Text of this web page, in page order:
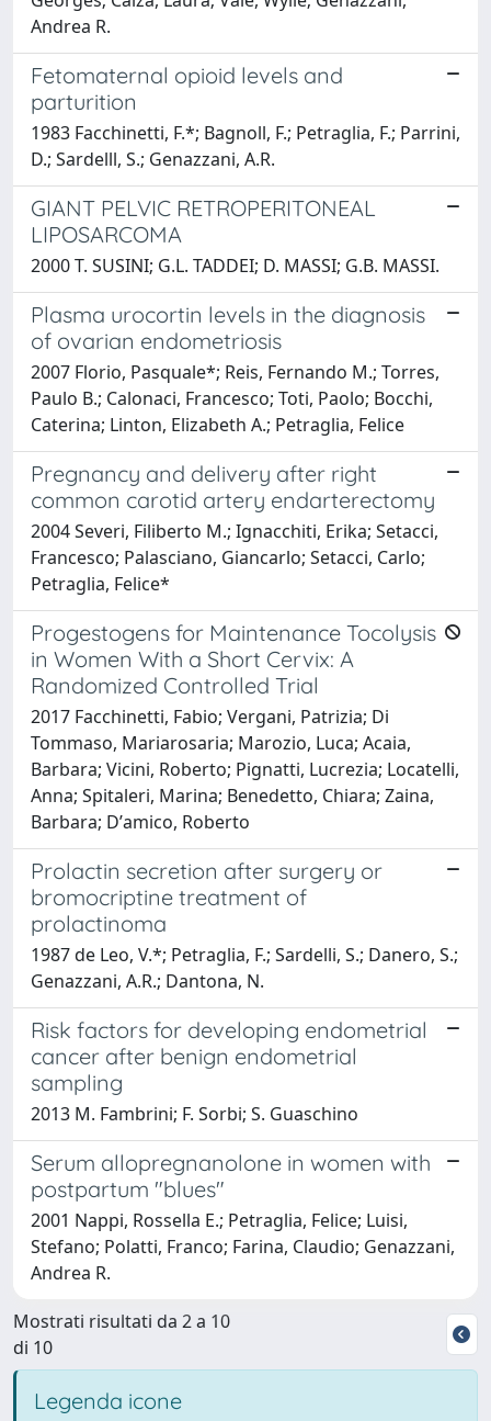
Andrea R.
Fetomaternal opioid levels and
parturition
1983 Facchinetti, F.*; Bagnoll, F.; Petraglia, F.; Parrini,
D.; Sardelll, S.; Genazzani, A.R.
GIANT PELVIC RETROPERITONEAL
LIPOSARCOMA
2000 T. SUSINI; G.L. TADDEI; D. MASSI; G.B. MASSI.
Plasma urocortin levels in the diagnosis
of ovarian endometriosis
2007 Florio, Pasquale*; Reis, Fernando M.; Torres,
Paulo B.; Calonaci, Francesco; Toti, Paolo; Bocchi,
Caterina; Linton, Elizabeth A.; Petraglia, Felice
Pregnancy and delivery after right
common carotid artery endarterectomy
2004 Severi, Filiberto M.; Ignacchiti, Erika; Setacci,
Francesco; Palasciano, Giancarlo; Setacci, Carlo;
Petraglia, Felice*
Progestogens for Maintenance Tocolysis
in Women With a Short Cervix: A
Randomized Controlled Trial
2017 Facchinetti, Fabio; Vergani, Patrizia; Di
Tommaso, Mariarosaria; Marozio, Luca; Acaia,
Barbara; Vicini, Roberto; Pignatti, Lucrezia; Locatelli,
Anna; Spitaleri, Marina; Benedetto, Chiara; Zaina,
Barbara; Dʼamico, Roberto
Prolactin secretion after surgery or
bromocriptine treatment of
prolactinoma
1987 de Leo, V.*; Petraglia, F.; Sardelli, S.; Danero, S.;
Genazzani, A.R.; Dantona, N.
Risk factors for developing endometrial
cancer after benign endometrial
sampling
2013 M. Fambrini; F. Sorbi; S. Guaschino
Serum allopregnanolone in women with
postpartum "blues"
2001 Nappi, Rossella E.; Petraglia, Felice; Luisi,
Stefano; Polatti, Franco; Farina, Claudio; Genazzani,
Andrea R.
Mostrati risultati da 2 a 10
di 10
Legenda icone